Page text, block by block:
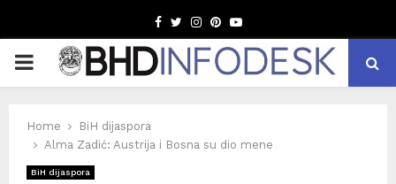
Facebook
TwitterInstagram
Pinterest
Youtube
PRIMARY
Home
BiH dijaspora
Alma Zadić: Austrija i Bosna su dio mene
BiH dijaspora